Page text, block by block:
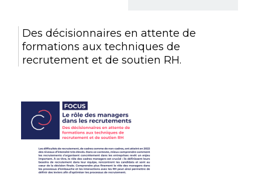
Des décisionnaires en attente de
formations aux techniques de
recrutement et de soutien RH.